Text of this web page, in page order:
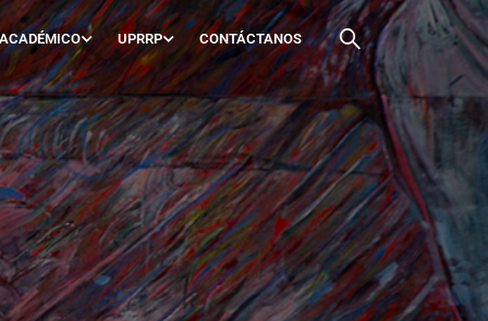
UPRRP CONTÁCTANOS